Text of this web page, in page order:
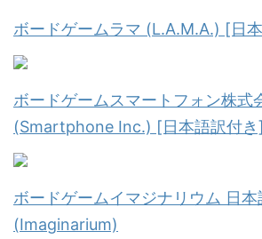
ボードゲームラマ (L.A.M.A.) [日
ボードゲームスマートフォン株式
(Smartphone Inc.) [日本語訳付き]
ボードゲームイマジナリウム 日本
(Imaginarium)